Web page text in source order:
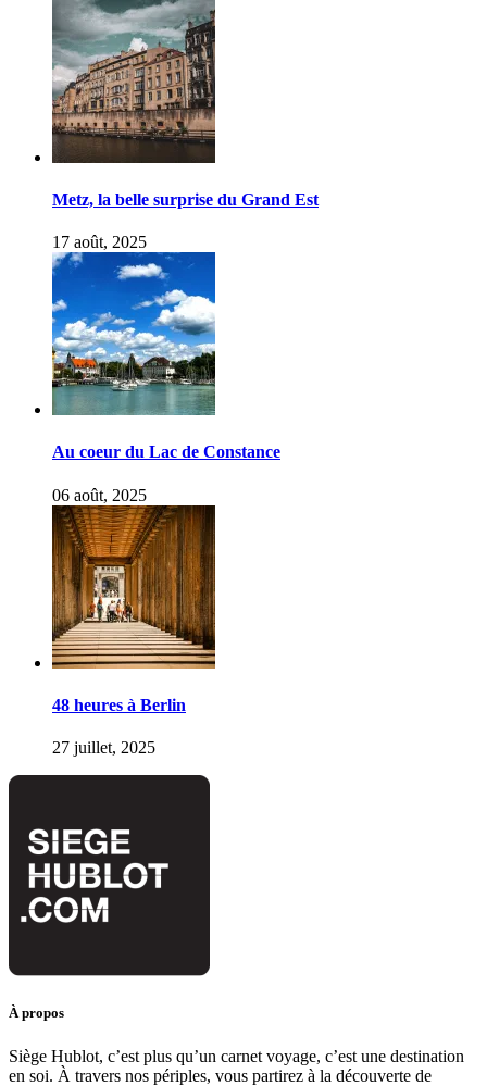
Metz, la belle surprise du Grand Est
17 août, 2025
Au coeur du Lac de Constance
06 août, 2025
48 heures à Berlin
27 juillet, 2025
À propos
Siège Hublot, c’est plus qu’un carnet voyage, c’est une destination
en soi. À travers nos périples, vous partirez à la découverte de